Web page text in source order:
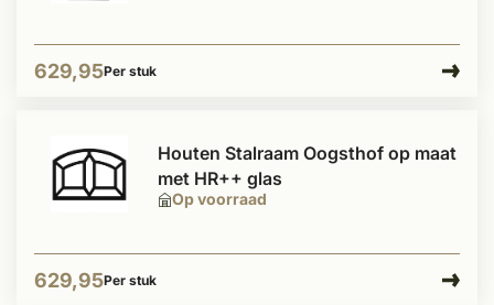
629,95Per stuk
Op voorraad
Houten Stalraam Oogsthof op maat
met HR++ glas
629,95Per stuk